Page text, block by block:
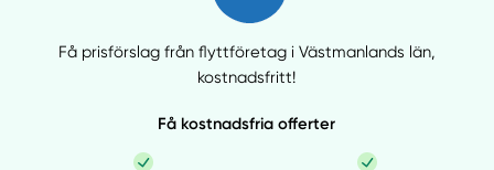
Få prisförslag från flyttföretag i Västmanlands län,
kostnadsfritt!
Få kostnadsfria offerter